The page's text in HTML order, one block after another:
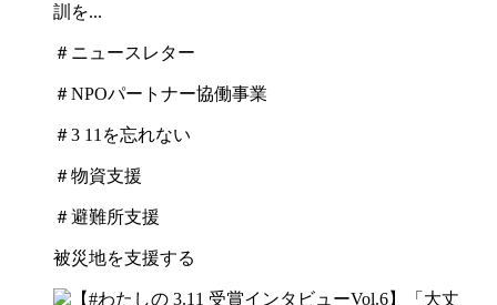
訓を...
＃ニュースレター
＃NPOパートナー協働事業
＃3 11を忘れない
＃物資支援
＃避難所支援
被災地を支援する